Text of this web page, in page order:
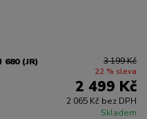
(JR)
Skladem
3 199 Kč
22 % sleva
2 499 Kč
2 065 Kč bez DPH